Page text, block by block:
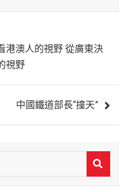
港澳人的視野 從廣東決
視野
中國鐵道部長“撞天”